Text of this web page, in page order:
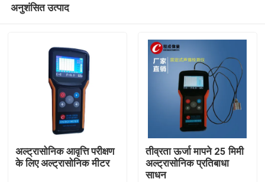
अनुशंसित उत्पाद
अल्ट्रासोनिक आवृत्ति परीक्षण
के लिए अल्ट्रासोनिक मीटर
तीव्रता ऊर्जा मापने 25 मिमी
अल्ट्रासोनिक प्रतिबाधा
साधन